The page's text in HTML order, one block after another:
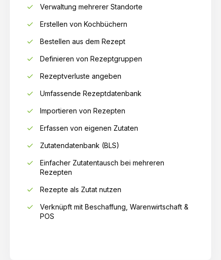
Verwaltung mehrerer Standorte
Erstellen von Kochbüchern
Bestellen aus dem Rezept
Definieren von Rezeptgruppen
Rezeptverluste angeben
Umfassende Rezeptdatenbank
Importieren von Rezepten
Erfassen von eigenen Zutaten
Zutatendatenbank (BLS)
Einfacher Zutatentausch bei mehreren
Rezepten
Rezepte als Zutat nutzen
Verknüpft mit Beschaffung, Warenwirtschaft &
POS